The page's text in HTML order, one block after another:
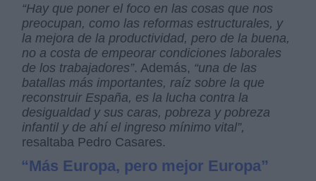
“Hay que poner el foco en las cosas que nos
preocupan, como las reformas estructurales, y
la mejora de la productividad, pero de la buena,
no a costa de empeorar condiciones laborales
de los trabajadores”. Además, “una de las
batallas más importantes, raíz sobre la que
reconstruir España, es la lucha contra la
desigualdad y sus caras, pobreza y pobreza
infantil y de ahí el ingreso mínimo vital”,
resaltaba Pedro Casares.
“Más Europa, pero mejor Europa”